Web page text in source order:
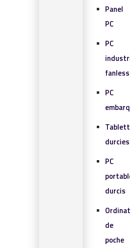
Panel
PC
PC
fanless
PC
durcies
PC
durcis
de
poche